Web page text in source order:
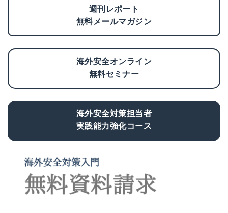
週刊レポート
無料メールマガジン
海外安全オンライン
無料セミナー
海外安全対策担当者
実践能力強化コース